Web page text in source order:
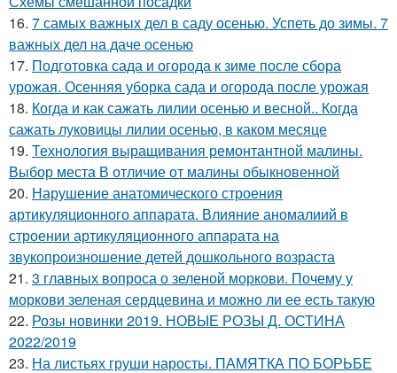
16. 7 самых важных дел в саду осенью. Успеть до зимы. 7
важных дел на даче осенью
17. Подготовка сада и огорода к зиме после сбора
урожая. Осенняя уборка сада и огорода после урожая
18. Когда и как сажать лилии осенью и весной.. Когда
сажать луковицы лилии осенью, в каком месяце
19. Технология выращивания ремонтантной малины.
Выбор места В отличие от малины обыкновенной
20. Нарушение анатомического строения
артикуляционного аппарата. Влияние аномалиий в
строении артикуляционного аппарата на
звукопроизношение детей дошкольного возраста
21. 3 главных вопроса о зеленой моркови. Почему у
моркови зеленая сердцевина и можно ли ее есть такую
22. Розы новинки 2019. НОВЫЕ РОЗЫ Д. ОСТИНА
2022/2019
23. На листьях груши наросты. ПАМЯТКА ПО БОРЬБЕ